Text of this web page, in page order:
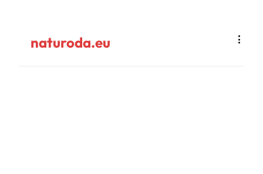
naturoda.eu